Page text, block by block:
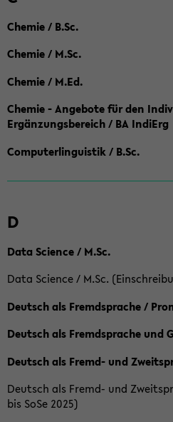
Chemie / B.Sc.
Chemie / M.Sc.
Chemie / M.Ed.
Chemie - Angebote für den
Ergänzungsbereich / BA IndiErg
Computerlinguistik / B.Sc.
D
Data Science / M.Sc.
Data Science / M.Sc.
Deutsch als Fremdsprache /
Deutsch als Fremdsprache und
Deutsch als Fremd- und
Deutsch als Fremd- und
bis SoSe 2025)